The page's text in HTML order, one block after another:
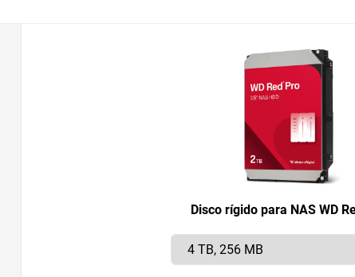
Disco rígido para NAS WD